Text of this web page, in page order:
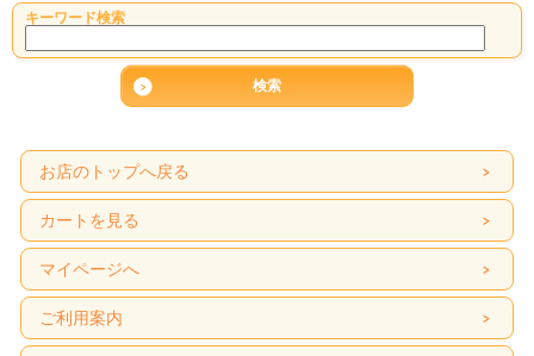
キーワード検索
お店のトップへ戻る
カートを見る
マイページへ
ご利用案内